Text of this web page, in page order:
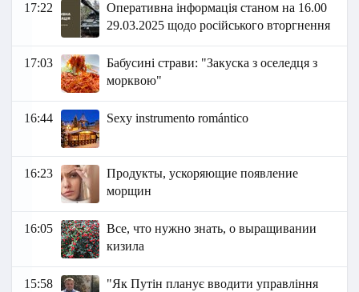
17:22
Оперативна інформація станом на 16.00
29.03.2025 щодо російського вторгнення
17:03
Бабусині страви: "Закуска з оселедця з
морквою"
16:44 Sexy instrumento romántico
16:23
Продукты, ускоряющие появление
морщин
16:05
Все, что нужно знать, о выращивании
кизила
15:58
"Як Путін планує вводити управління